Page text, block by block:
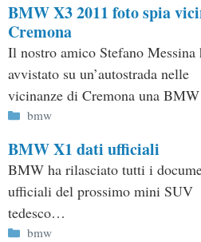
BMW X3 2011 foto spia
Cremona
Il nostro amico Stefano Messina
avvistato su un’autostrada nelle
vicinanze di Cremona una
Categorie
bmw
BMW X1 dati ufficiali
BMW ha rilasciato tutti i
ufficiali del prossimo mini SUV
tedesco…
Categorie
bmw